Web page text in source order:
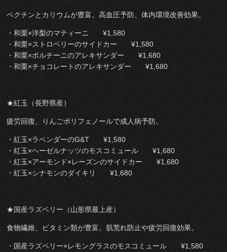
ペクチンとカリウムが豊富。高血圧予防、体内環境改善効果。
・和栗×洋梨のマティーニ ¥1,580
・和栗×ストロベリーのサイドカー ¥1,580
・和栗×ポルチーニのアレキサンダー ¥1,680
・和栗×チョコレートのアレキサンダー ¥1,680
★紅玉（長野県産）
疲労回復、りんごポリフェノールで成人病予防。
・紅玉×ラベンダーのG&T ¥1,580
・紅玉×ヘーゼルナッツのモスコミュール ¥1,680
・紅玉×アーモンド×レーズンのサイドカー ¥1,680
・紅玉×シナモンのダイキリ ¥1,680
★国産ラズベリー（山形県最上産）
食物繊維、ビタミン類が豊富。肌荒れ防止や疲労回復効果。
・国産ラズベリー×レモングラスのモスコミュール ¥1,580